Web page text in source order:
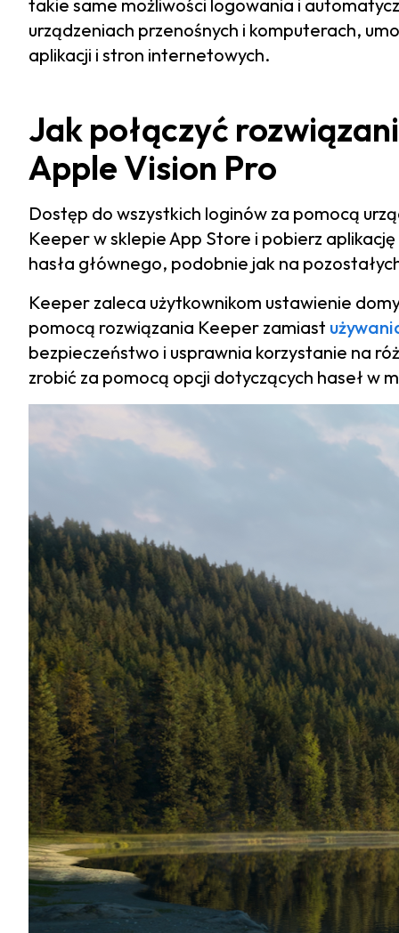
takie same możliwości logowania i
urządzeniach przenośnych i komputerach,
aplikacji i stron internetowych.
Jak połączyć
Apple Vision Pro
Dostęp do wszystkich loginów za pomocą
Keeper w sklepie App Store i pobierz
hasła głównego, podobnie jak na
Keeper zaleca użytkownikom ustawienie
pomocą rozwiązania Keeper zamiast
bezpieczeństwo i usprawnia korzystanie na
zrobić za pomocą opcji dotyczących haseł w